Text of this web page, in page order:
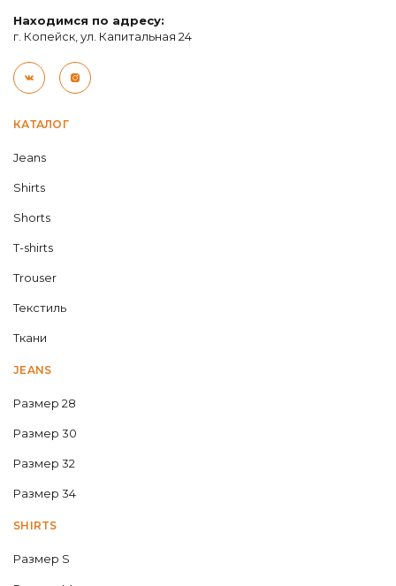
КАТАЛОГ
Jeans
Shirts
Shorts
T-shirts
Trouser
Текстиль
Ткани
JEANS
Размер 28
Размер 30
Размер 32
Размер 34
SHIRTS
Размер S
Находимся по адресу:
г. Копейск, ул. Капитальная 24